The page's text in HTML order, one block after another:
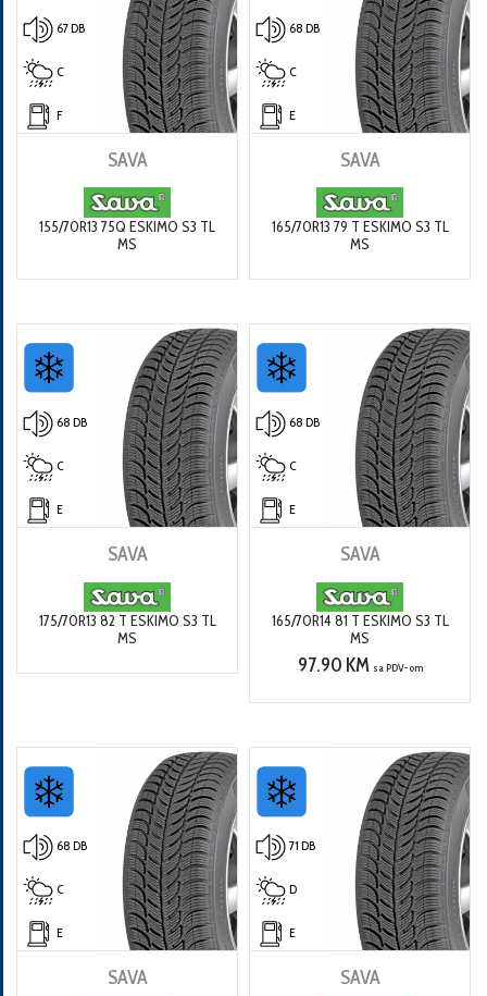
67 DB
C
F
SAVA
155/70R13 75Q ESKIMO S3 TL
MS
68 DB
C
E
SAVA
165/70R13 79 T ESKIMO S3 TL
MS
68 DB
C
E
SAVA
175/70R13 82 T ESKIMO S3 TL
MS
68 DB
C
E
SAVA
165/70R14 81 T ESKIMO S3 TL
MS
97.90 KM sa PDV-om
68 DB
C
E
SAVA
71 DB
D
E
SAVA